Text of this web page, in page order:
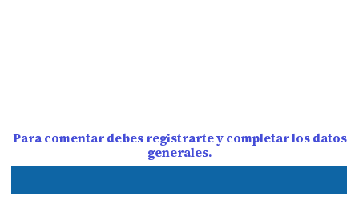
Para comentar debes registrarte y completar los datos
generales.